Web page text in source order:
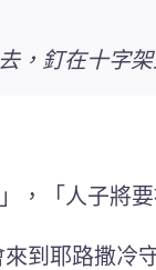
，釘在十字架
，「人子將
到耶路撒冷